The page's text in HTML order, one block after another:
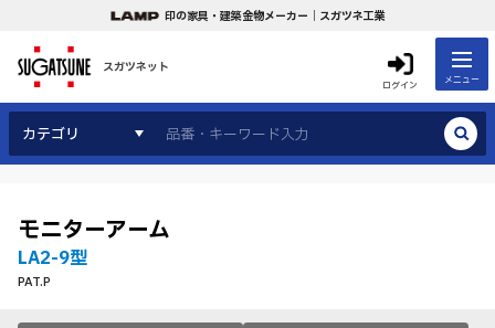
印の家具・建築金物メーカー｜スガツネ工業
スガツネット
ログイン メニュー
カテゴリ
モニターアーム
LA2-9型
PAT.P